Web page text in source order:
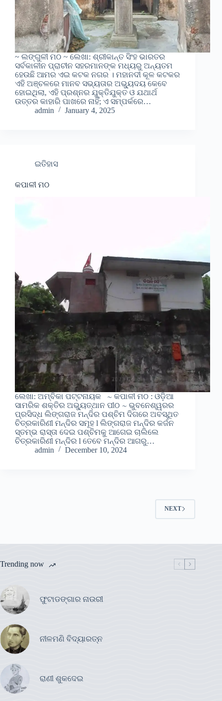
~ ଲଙ୍ଗୁଳୀ ମଠ ~ ଲେଖା: ଶ୍ରୀକାନ୍ତ ସିଂହ ଭାରତର
ସର୍ବକାଳୀନ ପ୍ରାଚୀନ ସହରମାନଙ୍କ ମଧ୍ୟରୁ ଅନ୍ୟତମ
ହେଉଛି ଆମର ଏଇ କଟକ ନଗର । ମହାନଦୀ କୂଳ କଟକର
ଏହି ଅଞ୍ଚଳରେ ମାନବ ସଭ୍ୟତାର ଅଭ୍ୟୁଦୟ କେବେ
ହୋଇଥିଲା, ଏହି ପ୍ରଶ୍ନର ଯୁକ୍ତିଯୁକ୍ତ ଓ ଯଥାର୍ଥ
ଉତ୍ତର କାହାରି ପାଖରେ ନାହିଁ; ଏ ସମ୍ପର୍କରେ…
admin
January 4, 2025
ଇତିହାସ
କପାଳୀ ମଠ
ଲେଖା: ଅମ୍ବିକା ପଟ୍ଟନାୟକ ∼ କପାଳୀ ମଠ : ଓଡ଼ିଆ
ସାମରିକ ଶକ୍ତିର ଅଭ୍ୟୁତ୍ଥାନ ପୀଠ ∼ ଭୁବନେଶ୍ୱରର
ପ୍ରସିଦ୍ଧ ଲିଙ୍ଗରାଜ ମନ୍ଦିର ପଶ୍ଚିମ ଦିଗରେ ଅବସ୍ଥିତ
ଚିତ୍ରକାରିଣୀ ମନ୍ଦିର ସମୂହ l ଲିଙ୍ଗରାଜ ମନ୍ଦିର କର୍ଜନ
ସ୍ତମ୍ଭ ରାସ୍ତା ଦେଇ ପଶ୍ଚିମକୁ ଆଗେଇ ଚାଲିଲେ
ଚିତ୍ରକାରିଣୀ ମନ୍ଦିର l ତେବେ ମନ୍ଦିର ଆଗରୁ…
admin
December 10, 2024
NEXT
Trending now
ଫୁଟାଡଙ୍ଗାର ନାଉରୀ
ନୀଳମଣି ବିଦ୍ୟାରତ୍ନ
ରାଣୀ ଶୁକଦେଇ